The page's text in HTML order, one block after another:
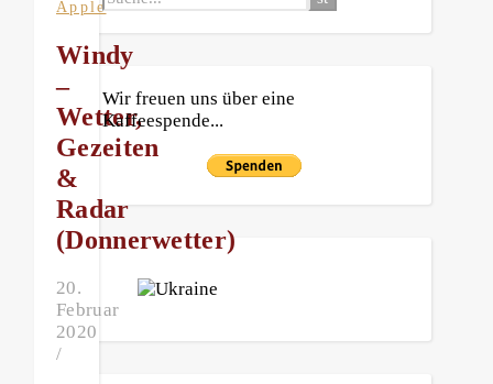
Apple
Windy
–
Wetter,
Gezeiten
&
Radar
(Donnerwetter)
20.
Februar
2020
/
Wir freuen uns über eine
Kaffeespende...